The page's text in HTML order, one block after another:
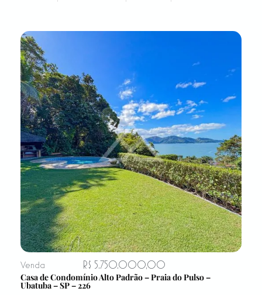
Venda
R$ 5.750.000,00
Casa de Condomínio Alto Padrão – Praia do Pulso –
Ubatuba – SP – 226